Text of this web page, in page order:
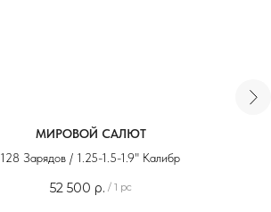
МИРОВОЙ САЛЮТ
128 Зарядов / 1.25-1.5-1.9" Калибр
52 500 р. / 1 pc